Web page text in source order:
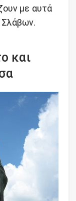
με αυτά
Σλάβων.
και